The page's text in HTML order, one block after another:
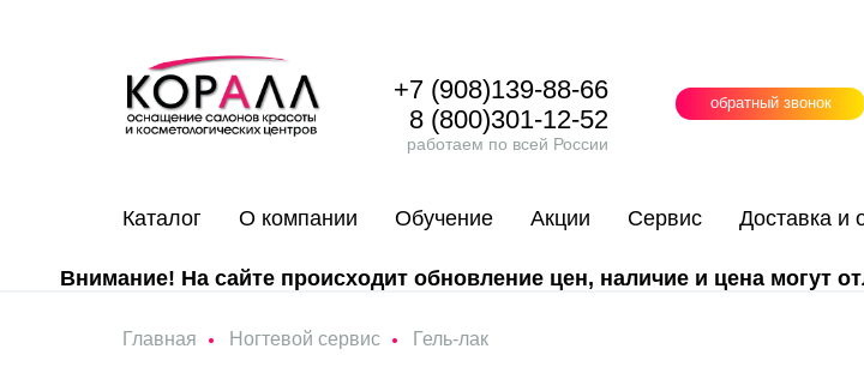
+7 (908)139-88-66
8 (800)301-12-52
работаем по всей России
обратный звонок
Каталог О компании Обучение Акции Сервис Доставка и
Внимание! На сайте происходит обновление цен, наличие и цена могут
Главная Ногтевой сервис Гель-лак